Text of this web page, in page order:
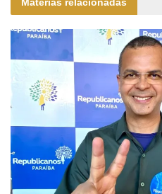
Matérias relacionadas